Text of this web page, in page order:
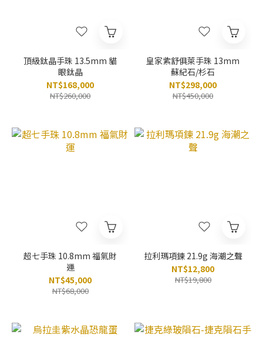
頂級鈦晶手珠 13.5mm 貓
眼鈦晶
NT$168,000
NT$260,000
皇家紫舒俱萊手珠 13mm
蘇紀石/杉石
NT$298,000
NT$450,000
超七手珠 10.8mm 福氣財
運
NT$45,000
NT$68,000
拉利瑪項鍊 21.9g 海潮之聲
NT$12,800
NT$19,800